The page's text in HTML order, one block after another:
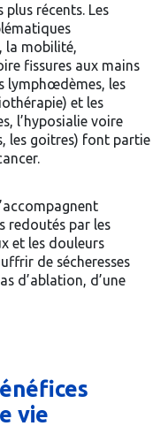
récents. Les
la mobilité,
fissures aux mains
lymphœdèmes, les
et les
l’hyposialie voire
les goitres) font partie
redoutés par les
et les douleurs
de sécheresses
d’ablation, d’une
vie